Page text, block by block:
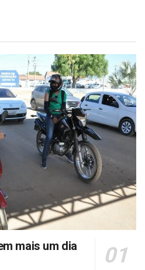
mais um dia